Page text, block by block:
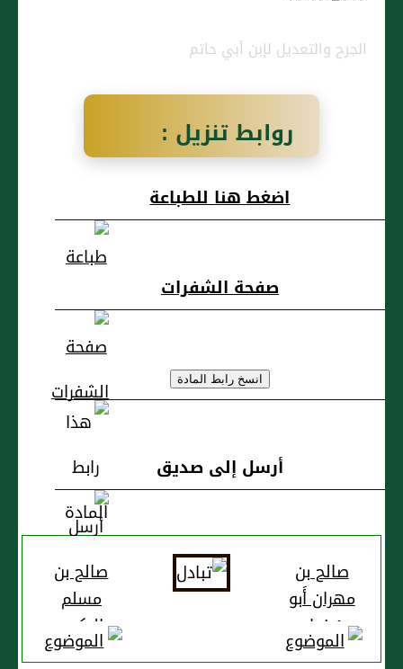
الجرح والتعديل لإبن أبي حاتم
روابط تنزيل :
صالح بن ميسرة
اضغط هنا للطباعة
صفحة الشفرات
أرسل إلى صديق
صالح بن
مهران أَبو
سُفيان
الأصبهاني
صالح بن
مسلم
البكري